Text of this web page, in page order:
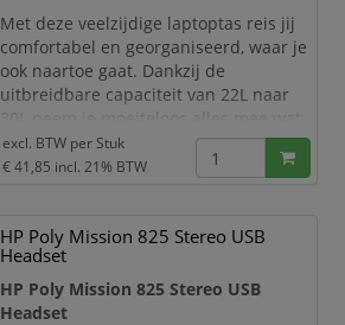
Met deze veelzijdige laptoptas reis jij
comfortabel en georganiseerd, waar je
ook naartoe gaat. Dankzij de
uitbreidbare capaciteit van 22L naar
30L neem je moeiteloos alles mee wat
je nodig hebt voor werk of een
zakenreis. Van je laptop en accessoires
De slimme indeling met drie ruime
compartimenten en meerdere vakken,
waaronder twee
excl. BTW per Stuk
€ 41,85 incl. 21% BTW
HP Poly Mission 825 Stereo USB
Headset
HP Poly Mission 825 Stereo USB
Headset